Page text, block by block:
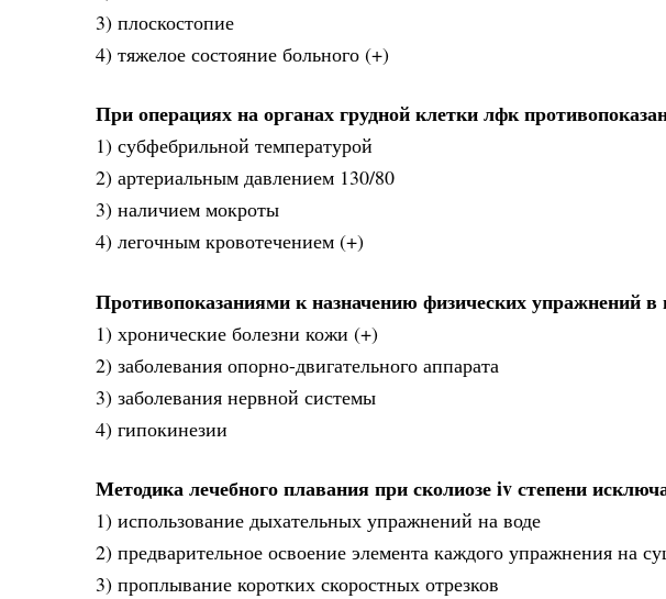
3) плоскостопие
4) тяжелое состояние больного (+)
При операциях на органах грудной клетки лфк
1) субфебрильной температурой
2) артериальным давлением 130/80
3) наличием мокроты
4) легочным кровотечением (+)
Противопоказаниями к назначению физических упражнений в
1) хронические болезни кожи (+)
2) заболевания опорно-двигательного аппарата
3) заболевания нервной системы
4) гипокинезии
Методика лечебного плавания при сколиозе iv степени
1) использование дыхательных упражнений на воде
2) предварительное освоение элемента каждого упражнения на
3) проплывание коротких скоростных отрезков